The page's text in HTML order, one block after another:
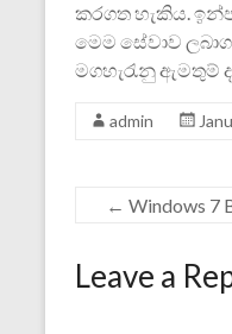
කරගත හැකිය.
මෙම සේවාව
මගහැරැනු ඇමතුම්
admin
← Windows 7
Leave a